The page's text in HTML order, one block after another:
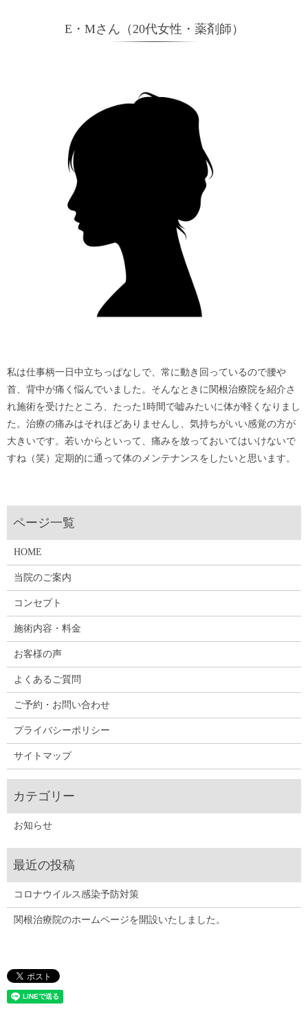
E・Mさん（20代女性・薬剤師）
私は仕事柄一日中立ちっぱなしで、常に動き回っているので腰や
首、背中が痛く悩んでいました。そんなときに関根治療院を紹介さ
れ施術を受けたところ、たった1時間で嘘みたいに体が軽くなりまし
た。治療の痛みはそれほどありませんし、気持ちがいい感覚の方が
大きいです。若いからといって、痛みを放っておいてはいけないで
すね（笑）定期的に通って体のメンテナンスをしたいと思います。
HOME
当院のご案内
コンセプト
施術内容・料金
お客様の声
よくあるご質問
ご予約・お問い合わせ
プライバシーポリシー
サイトマップ
お知らせ
コロナウイルス感染予防対策
関根治療院のホームページを開設いたしました。